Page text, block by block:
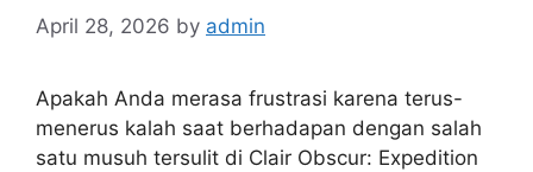
April 28, 2026 by admin
Apakah Anda merasa frustrasi karena terus-
menerus kalah saat berhadapan dengan salah
satu musuh tersulit di Clair Obscur: Expedition